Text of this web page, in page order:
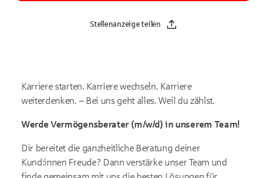
Stellenanzeige teilen
Karriere starten. Karriere wechseln. Karriere
weiterdenken. – Bei uns geht alles. Weil du zählst.
Werde Vermögensberater (m/w/d) in unserem Team!
Dir bereitet die ganzheitliche Beratung deiner
Kund:innen Freude? Dann verstärke unser Team und